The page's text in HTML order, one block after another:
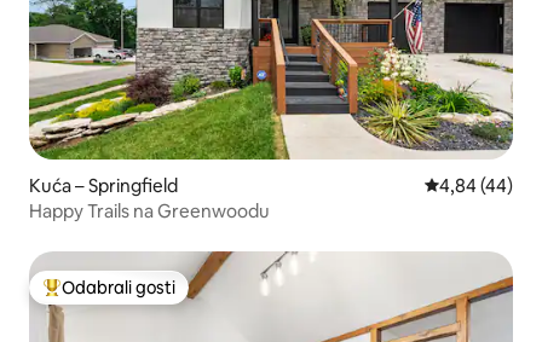
Kuća – Springfield Prosječna
4,84 (44)
Happy Trails na Greenwoodu
Među najviše rangiranima s oznakom „Odabrali gosti”
Odabrali gosti